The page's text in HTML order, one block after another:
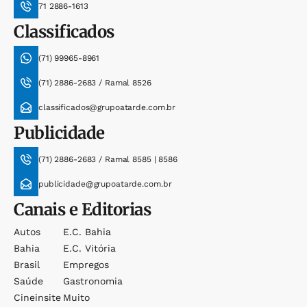
71 2886-1613
Classificados
(71) 99965-8961
(71) 2886-2683 / Ramal 8526
classificados@grupoatarde.com.br
Publicidade
(71) 2886-2683 / Ramal 8585 | 8586
publicidade@grupoatarde.com.br
Canais e Editorias
Autos
Bahia
Brasil
Saúde
Cineinsite
E.c. Bahia
E.c. Vitória
Empregos
Gastronomia
Muito